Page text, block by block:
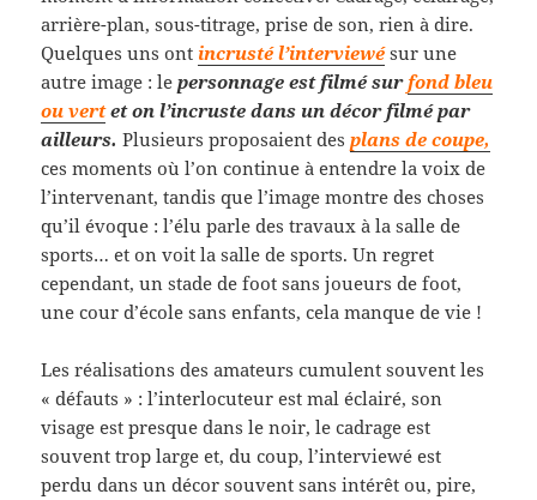
arrière-plan, sous-titrage, prise de son, rien à dire.
Quelques uns ont incrusté l’interviewésur une
autre image : lepersonnage est filmé surfond bleu
ou vertet on l’incruste dans un décor filmé par
ailleurs. Plusieurs proposaient desplans de coupe,
ces moments où l’on continue à entendre la voix de
l’intervenant, tandis que l’image montre des choses
qu’il évoque : l’élu parle des travaux à la salle de
sports… et on voit la salle de sports. Un regret
cependant, un stade de foot sans joueurs de foot,
une cour d’école sans enfants, cela manque de vie !
Les réalisations des amateurs cumulent souvent les
« défauts » : l’interlocuteur est mal éclairé, son
visage est presque dans le noir, le cadrage est
souvent trop large et, du coup, l’interviewé est
perdu dans un décor souvent sans intérêt ou, pire,